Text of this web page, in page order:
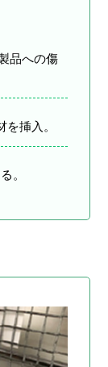
品への傷
挿入。
。